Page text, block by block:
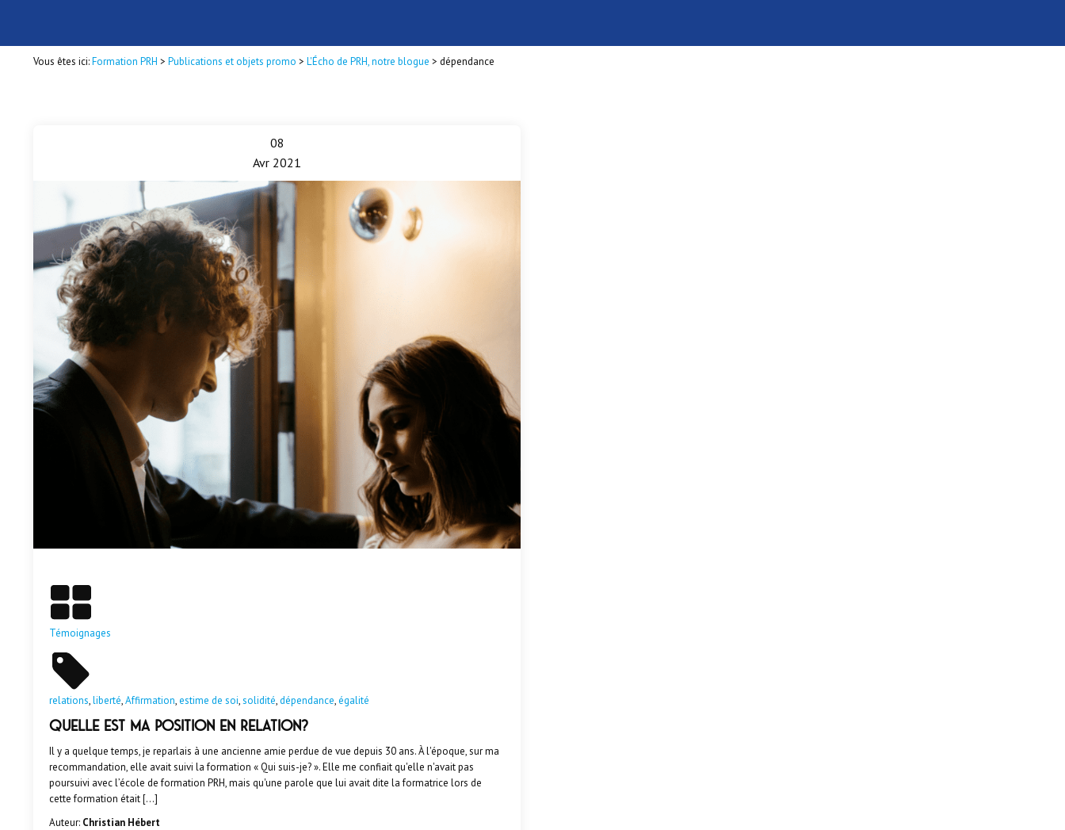
Vous êtes ici:Formation PRH > Publications et objets promo > L'Écho de PRH, notre blogue > dépendance
08
Avr 2021
Témoignages
relations,liberté,Affirmation,estime de soi,solidité,dépendance,égalité
Quelle est ma position en relation?
Il y a quelque temps, je reparlais à une ancienne amie perdue de vue depuis 30 ans. À l'époque, sur ma
recommandation, elle avait suivi la formation « Qui suis-je? ». Elle me confiait qu'elle n'avait pas
poursuivi avec l’école de formation PRH, mais qu'une parole que lui avait dite la formatrice lors de
cette formation était […]
Auteur: Christian Hébert